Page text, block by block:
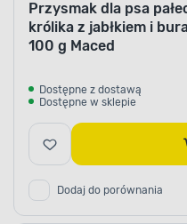
Przysmak dla psa
królika z jabłkiem i
100 g Maced
Dostępne z dostawą
Dostępne w sklepie
Dodaj do porównania